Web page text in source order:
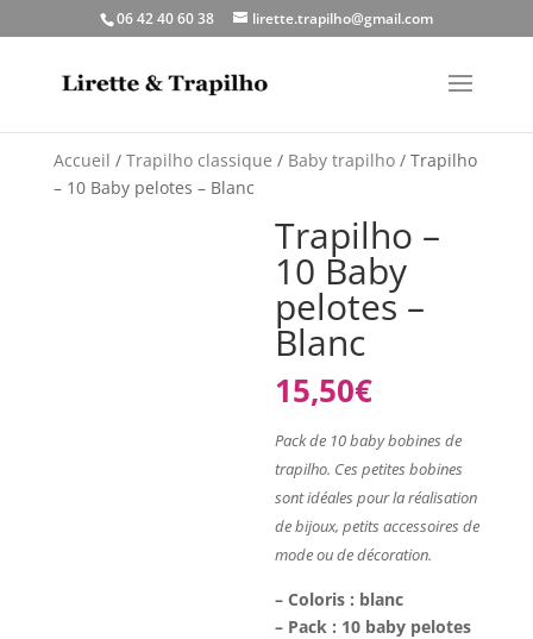
06 42 40 60 38 lirette.trapilho@gmail.com
Accueil / Trapilho classique / Baby trapilho/ Trapilho
– 10 Baby pelotes – Blanc
Trapilho –
10 Baby
pelotes –
Blanc
15,50€
Pack de 10 baby bobines de
trapilho. Ces petites bobines
sont idéales pour la réalisation
de bijoux, petits accessoires de
mode ou de décoration.
– Coloris : blanc
– Pack : 10 baby pelotes